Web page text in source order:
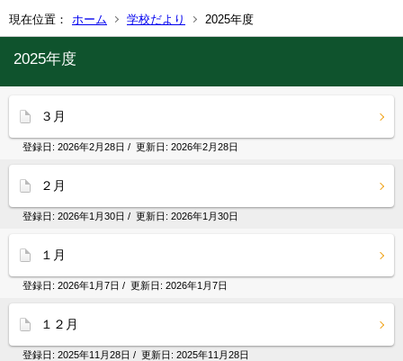
現在位置： ホーム 学校だより 2025年度
2025年度
３月
登録日: 2026年2月28日 / 更新日: 2026年2月28日
２月
登録日: 2026年1月30日 / 更新日: 2026年1月30日
１月
登録日: 2026年1月7日 / 更新日: 2026年1月7日
１２月
登録日: 2025年11月28日 / 更新日: 2025年11月28日